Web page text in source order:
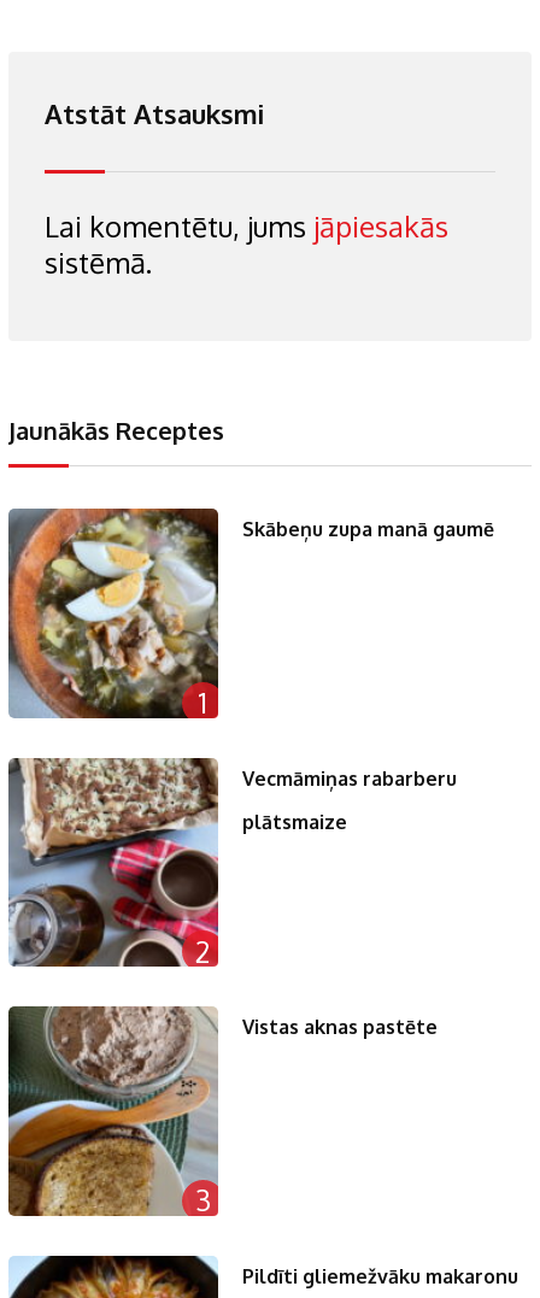
Atstāt Atsauksmi
Lai komentētu, jums jāpiesakās
sistēmā.
Jaunākās Receptes
1
Skābeņu zupa manā gaumē
2
Vecmāmiņas rabarberu
plātsmaize
3
Vistas aknas pastēte
Pildīti gliemežvāku makaronu